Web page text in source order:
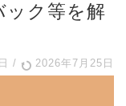
ック等を解
/ 2026年7月25日